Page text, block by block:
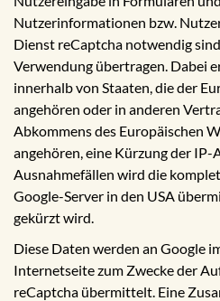
Nutzerinformationen bzw.
Dienst reCaptcha notwendig
Verwendung übertragen. Dabei
innerhalb von Staaten, die der
angehören oder in anderen
Abkommens des Europäischen
angehören, eine Kürzung der IP-
Ausnahmefällen wird die
Google-Server in den USA
gekürzt wird.
Diese Daten werden an Google
Internetseite zum Zwecke der
reCaptcha übermittelt. Eine